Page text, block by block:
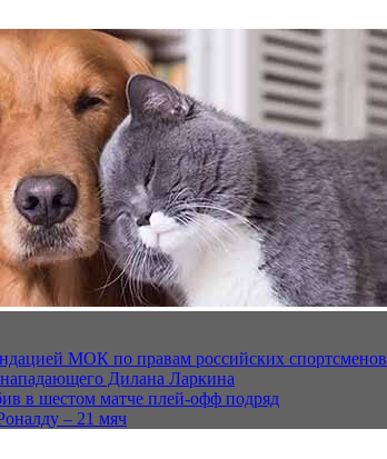
МОК по правам российских спортсменов
Дилана Ларкина
в шестом матче плей‑офф подряд
– 21 мяч